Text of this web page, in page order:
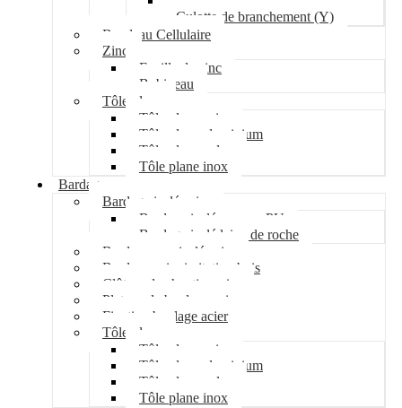
Culotte de branchement (Y)
Bandeau Cellulaire
Zinc
Feuille de zinc
Bobineau
Tôle plane
Tôle plane acier
Tôle plane aluminium
Tôle plane galva
Tôle plane inox
Bardage
Bardage isolé acier
Bardage isolé mousse PU
Bardage isolé laine de roche
Bardage non isolé acier
Bardage acier imitation bois
Clôture de chantier acier
Plateau de bardage acier
Fixation bardage acier
Tôle plane
Tôle plane acier
Tôle plane aluminium
Tôle plane galva
Tôle plane inox